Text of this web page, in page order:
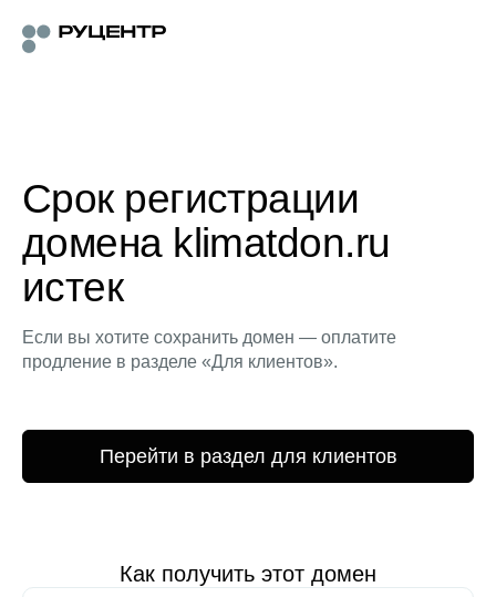
Срок регистрации
домена klimatdon.ru
истек
Если вы хотите сохранить домен — оплатите
продление в разделе «Для клиентов».
Перейти в раздел для клиентов
Как получить этот домен